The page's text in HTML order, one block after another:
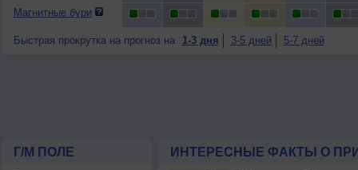
Магнитные бури
Быстрая прокрутка на прогноз на 1-3 дня 3-5 дней 5-7 дней
Г/М ПОЛЕ ИНТЕРЕСНЫЕ ФАКТЫ О